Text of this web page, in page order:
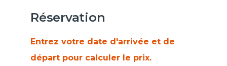
Réservation
Entrez votre date d'arrivée et de
départ pour calculer le prix.